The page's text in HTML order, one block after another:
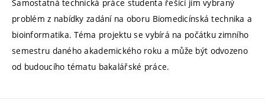
Samostatná technická práce studenta řešící jím vybraný
problém z nabídky zadání na oboru Biomedicínská technika a
bioinformatika. Téma projektu se vybírá na počátku zimního
semestru daného akademického roku a může být odvozeno
od budoucího tématu bakalářské práce.